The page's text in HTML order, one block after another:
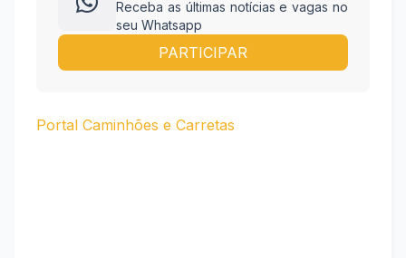
Receba as últimas notícias e vagas no
seu Whatsapp
PARTICIPAR
Portal Caminhões e Carretas